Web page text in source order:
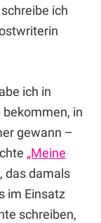
ich
ich in
in
gewann –
„Meine
das damals
im Einsatz
schreiben,